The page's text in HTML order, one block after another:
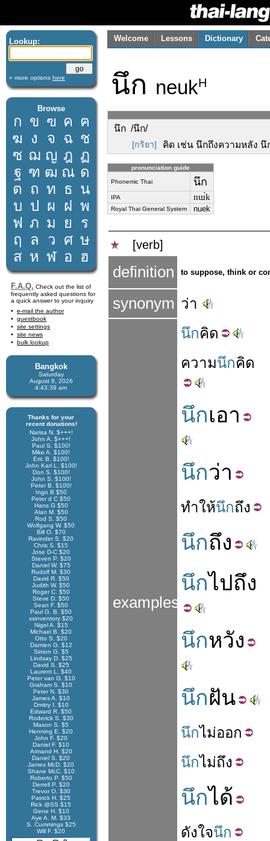
Lookup:
» more options here
Browse
ก ข ฃ ค ฅ
ฆ ง จ ฉ ช
ซ ฌ ญ ฎ ฏ
ฐ ฑ ฒ ณ ด
ต ถ ท ธ น
บ ป ผ ฝ พ
ฟ ภ ม ย
ร
ฤ
ล ว ศ ษ
ส ห ฬ อ ฮ
F.A.Q. Check out the list of
frequently asked questions for
a quick answer to your inquiry
e-mail the author
guestbook
site settings
site news
bulk lookup
Bangkok
Saturday
August 8, 2026
4:43:40 am
Thanks for your
recent donations!
Narisa N. $+++!
John A. $+++!
Paul S. $100!
Mike A. $100!
Eric B. $100!
John Karl L. $100!
Don S. $100!
John S. $100!
Peter B. $100!
Ingo B $50
Peter d C $50
Hans G $50
Alan M. $50
Rod S. $50
Wolfgang W. $50
Bill O. $70
Ravinder S. $20
Chris S. $15
Jose D-C $20
Steven P. $20
Daniel W. $75
Rudolf M. $30
David R. $50
Judith W. $50
Roger C. $50
Steve D. $50
Sean F. $50
Paul G. B. $50
xsinventory $20
Nigel A. $15
Michael B. $20
Otto S. $20
Damien G. $12
Simon G. $5
Lindsay D. $25
David S. $25
Laurent L. $40
Peter van G. $10
Graham S. $10
Peter N. $30
James A. $10
Dmitry I. $10
Edward R. $50
Roderick S. $30
Mason S. $5
Henning E. $20
John F. $20
Daniel F. $10
Armand H. $20
Daniel S. $20
James McD. $20
Shane McC. $10
Roberto P. $50
Derrell P. $20
Trevor O. $30
Patrick H. $25
Rick @SS $15
Gene H. $10
Aye A. M. $33
S. Cummings $25
Will F. $20
Welcome Lessons Dictionary
นึก neukH
นึก /นึก/
[กริยา] คิด เช่น นึกถึงความหลัง
pronunciation guide
Phonemic Thai นึก
IPA nɯ́k
Royal Thai General System nuek
[verb]
definition to suppose, think or
synonym ว่า
examples
นึกคิด
ความนึกคิด
นึกเอา
นึกว่า
ทำให้นึกถึง
นึกถึง
นึกไปถึง
นึกหวัง
นึกฝัน
นึกไม่ออก
นึกไม่ถึง
นึกได้
ดังใจนึก